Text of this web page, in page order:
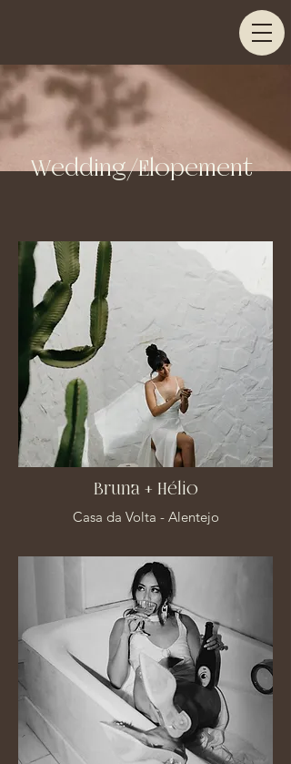
Wedding/Elopement
Bruna + Hélio
Casa da Volta - Alentejo